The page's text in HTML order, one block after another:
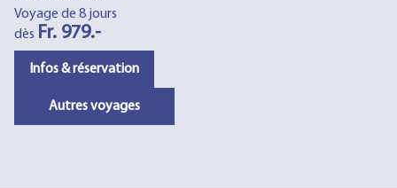
Voyage de 8 jours
dès Fr. 979.-
Infos & réservation
Autres voyages